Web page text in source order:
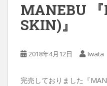
MANEBU
SKIN)』
2018年4月12日 Iwata
完売しておりました『